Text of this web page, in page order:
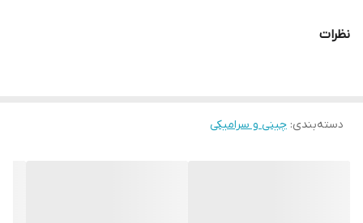
سایر توضیحات : مناسب کادویی 🎁
نظرات
دسته‌بندی: چینی و سرامیکی